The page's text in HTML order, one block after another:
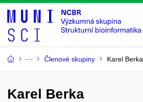
Členové skupiny Karel Berka
Karel Berka